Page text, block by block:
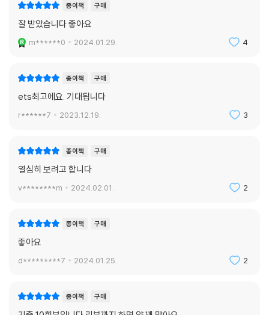
종이책 구매
잘 받았습니다 좋아요
m******0 2024.01.29. 4
종이책 구매
ets최고에요. 기대됩니다
r******7 2023.12.19. 3
종이책 구매
열심히 보려고 합니다
v********m 2024.02.01. 2
종이책 구매
좋아요
d*********7 2024.01.25. 2
종이책 구매